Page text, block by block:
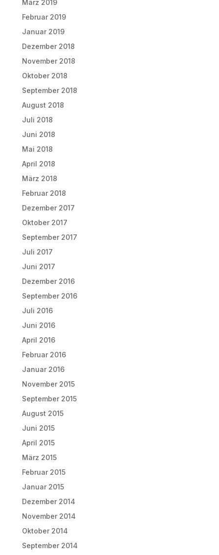
März 2019
Februar 2019
Januar 2019
Dezember 2018
November 2018
Oktober 2018
September 2018
August 2018
Juli 2018
Juni 2018
Mai 2018
April 2018
März 2018
Februar 2018
Dezember 2017
Oktober 2017
September 2017
Juli 2017
Juni 2017
Dezember 2016
September 2016
Juli 2016
Juni 2016
April 2016
Februar 2016
Januar 2016
November 2015
September 2015
August 2015
Juni 2015
April 2015
März 2015
Februar 2015
Januar 2015
Dezember 2014
November 2014
Oktober 2014
September 2014